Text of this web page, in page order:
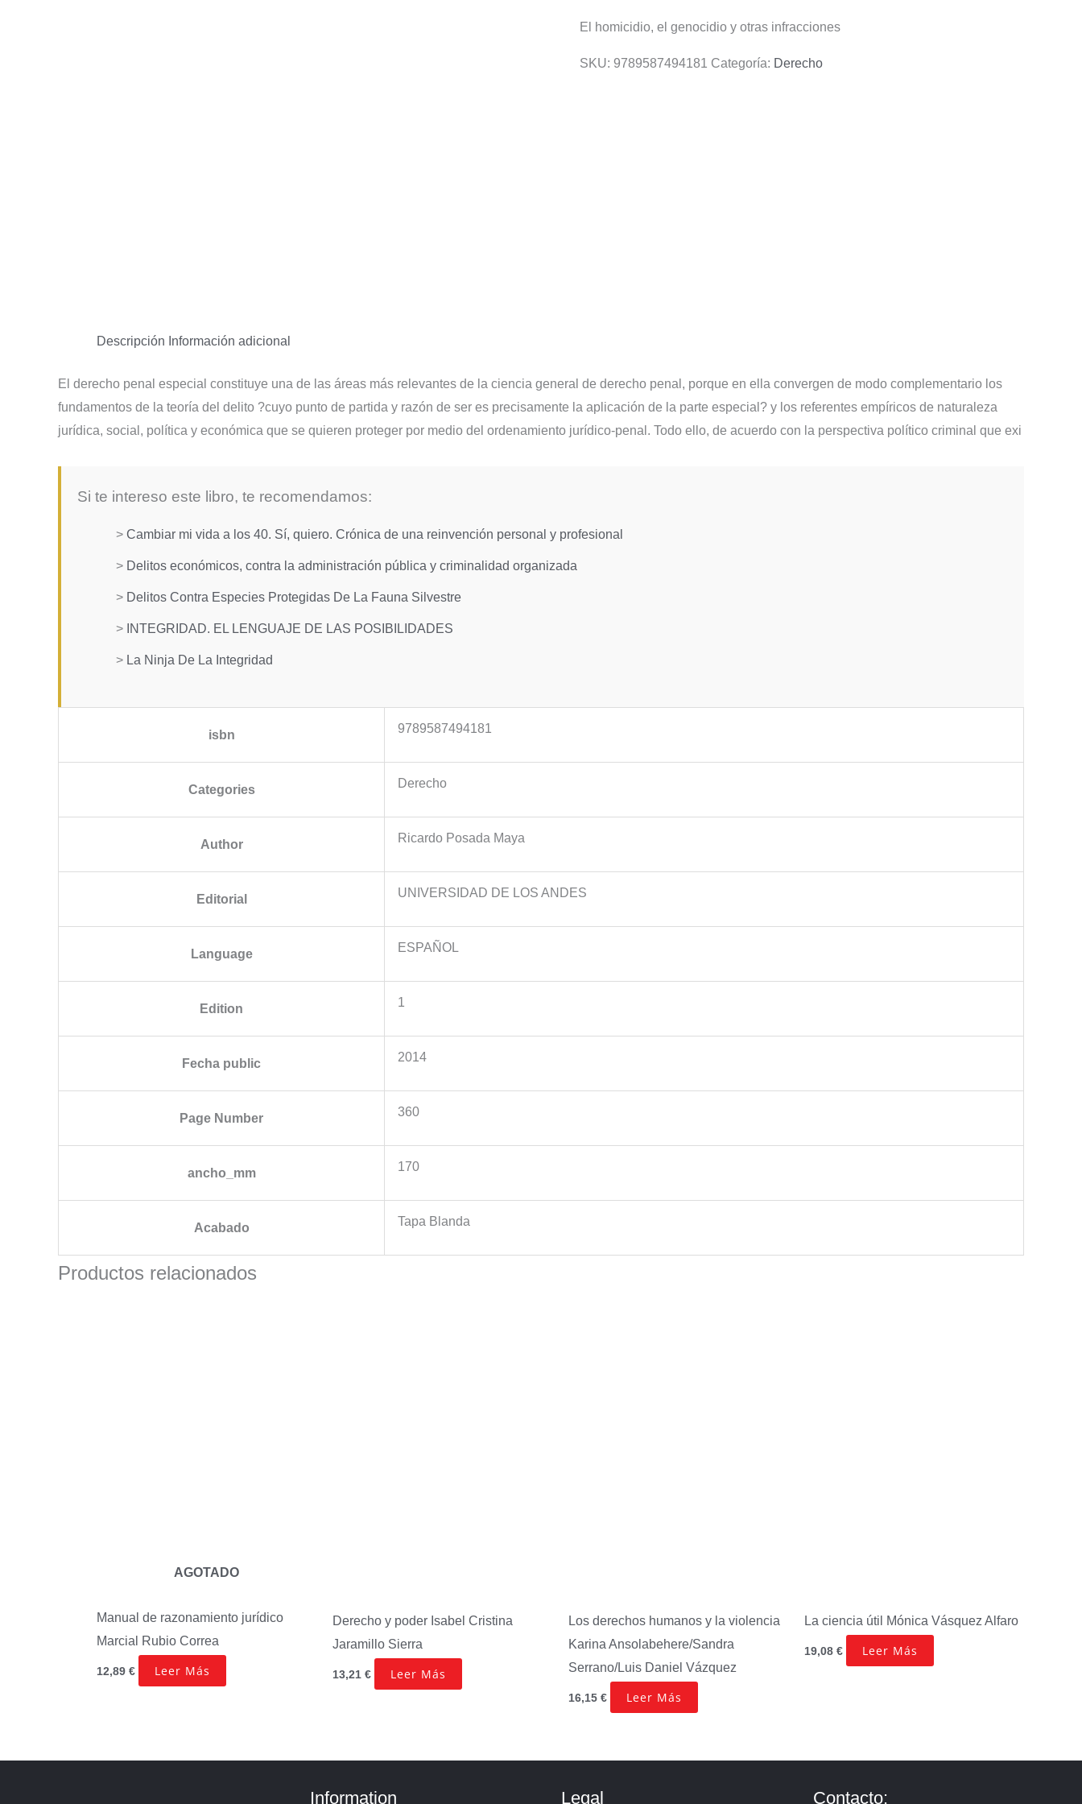
El homicidio, el genocidio y otras infracciones
SKU: 9789587494181 Categoría: Derecho
Descripción Información adicional
El derecho penal especial constituye una de las áreas más relevantes de la ciencia general de derecho penal, porque en ella convergen de modo complementario los
fundamentos de la teoría del delito ?cuyo punto de partida y razón de ser es precisamente la aplicación de la parte especial? y los referentes empíricos de naturaleza
jurídica, social, política y económica que se quieren proteger por medio del ordenamiento jurídico-penal. Todo ello, de acuerdo con la perspectiva político criminal que exi
Si te intereso este libro, te recomendamos:
> Cambiar mi vida a los 40. Sí, quiero. Crónica de una reinvención personal y profesional
> Delitos económicos, contra la administración pública y criminalidad organizada
> Delitos Contra Especies Protegidas De La Fauna Silvestre
> INTEGRIDAD. EL LENGUAJE DE LAS POSIBILIDADES
> La Ninja De La Integridad
isbn 9789587494181
Categories Derecho
Author Ricardo Posada Maya
Editorial UNIVERSIDAD DE LOS ANDES
Language ESPAÑOL
Edition 1
Fecha public 2014
Page Number 360
ancho_mm 170
Acabado Tapa Blanda
Productos relacionados
AGOTADO
Manual de razonamiento jurídico
Marcial Rubio Correa
12,89 € Leer Más
Derecho y poder Isabel Cristina
Jaramillo Sierra
13,21 € Leer Más
Los derechos humanos y la violencia
Karina Ansolabehere/Sandra
Serrano/Luis Daniel Vázquez
16,15 € Leer Más
La ciencia útil Mónica Vásquez Alfaro
19,08 € Leer Más
Information Legal Contacto: